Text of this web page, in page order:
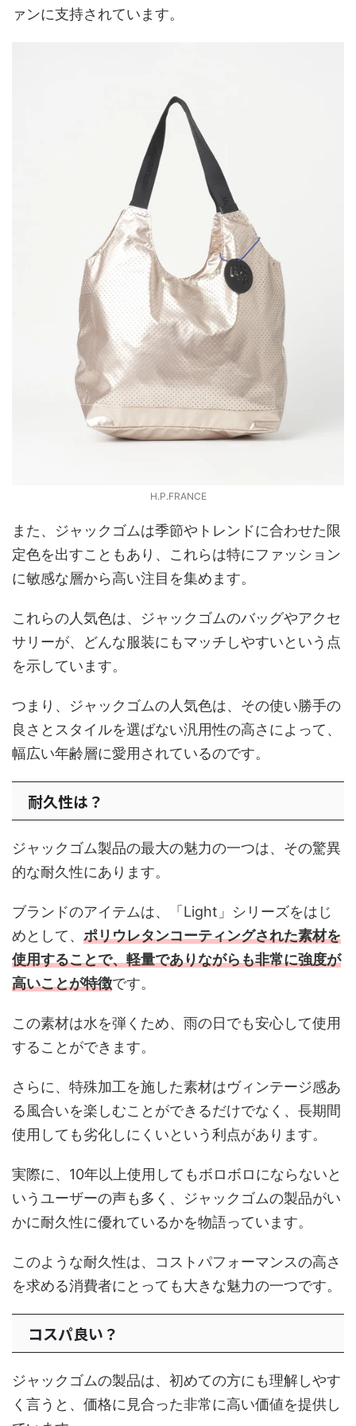
ァンに支持されています。
H.P.FRANCE
また、ジャックゴムは季節やトレンドに合わせた限
定色を出すこともあり、これらは特にファッション
に敏感な層から高い注目を集めます。
これらの人気色は、ジャックゴムのバッグやアクセ
サリーが、どんな服装にもマッチしやすいという点
を示しています。
つまり、ジャックゴムの人気色は、その使い勝手の
良さとスタイルを選ばない汎用性の高さによって、
幅広い年齢層に愛用されているのです。
耐久性は？
ジャックゴム製品の最大の魅力の一つは、その驚異
的な耐久性にあります。
ブランドのアイテムは、「Light」シリーズをはじ
めとして、 ポリウレタンコーティングされた素材を
使用することで、軽量でありながらも非常に強度が
高いことが特徴です。
この素材は水を弾くため、雨の日でも安心して使用
することができます。
さらに、特殊加工を施した素材はヴィンテージ感あ
る風合いを楽しむことができるだけでなく、長期間
使用しても劣化しにくいという利点があります。
実際に、10年以上使用してもボロボロにならないと
いうユーザーの声も多く、ジャックゴムの製品がい
かに耐久性に優れているかを物語っています。
このような耐久性は、コストパフォーマンスの高さ
を求める消費者にとっても大きな魅力の一つです。
コスパ良い？
ジャックゴムの製品は、初めての方にも理解しやす
く言うと、価格に見合った非常に高い価値を提供し